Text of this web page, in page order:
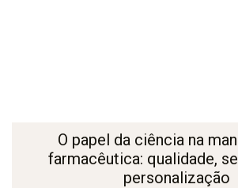
O papel da ciência na
farmacêutica: qualidade,
personalização